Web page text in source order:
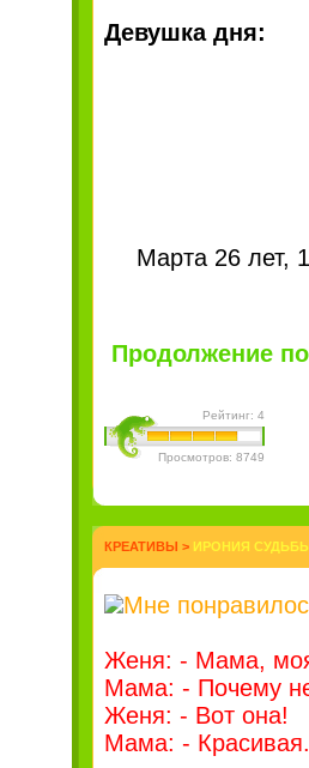
Девушка дня:
Марта 26 лет,
Продолжение
Рейтинг: 4
Просмотров: 8749
КРЕАТИВЫ > ИРОНИЯ
Мне
Женя: - Мама,
Мама: - Почему
Женя: - Вот она!
Мама: -